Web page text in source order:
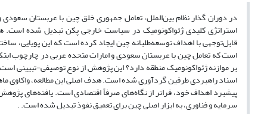
در دوران گذار نظام بین‌الملل، تعامل جمهوری خلق چین با عربستان
استراتژی کلیدی ژئواکونومیک در سیاست خارجی پکن تبدیل شده
قابل‌توجهی با اهداف توسعه‌طلبانه چین ایجاد کرده است که این
است که تعامل چین با عربستان سعودی و امارات متحده عربی در چارچوب
بر موازنه ژئواکونومیک منطقه دارد؟ این پژوهش از نوع توصیفی-تبیینی
اسناد راهبردی طرفین گردآوری شده است. هدف اصلی این مطالعه، واکاوی
پیشبرد اهداف خود، فراتر از نگاه‌های صرفاً اقتصادی است. یافته‌های
سرمایه و فناوری، به ابزار اصلی چین برای تعمیق نفوذ تبدیل شده است. .